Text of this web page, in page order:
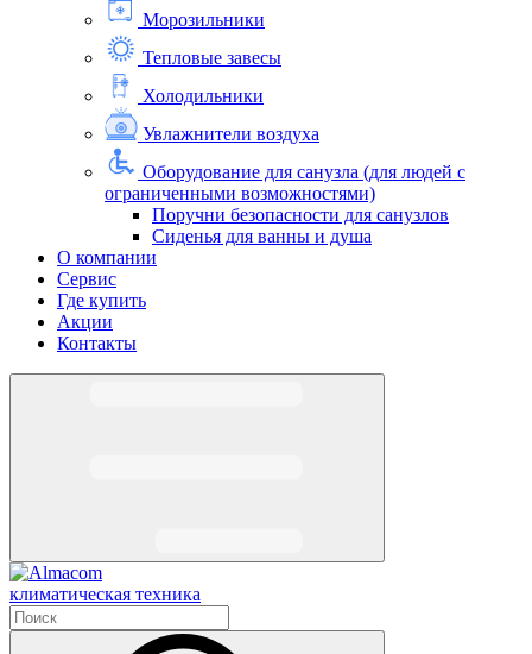
Морозильники
Тепловые завесы
Холодильники
Увлажнители воздуха
Оборудование для санузла (для людей с
ограниченными возможностями)
Поручни безопасности для санузлов
Сиденья для ванны и душа
О компании
Сервис
Где купить
Акции
Контакты
климатическая техника